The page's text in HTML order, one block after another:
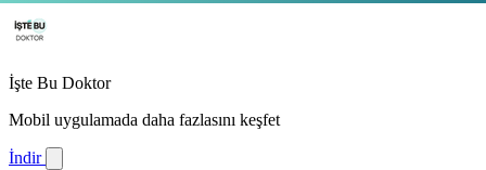
İşte Bu Doktor
Mobil uygulamada daha fazlasını keşfet
İndir